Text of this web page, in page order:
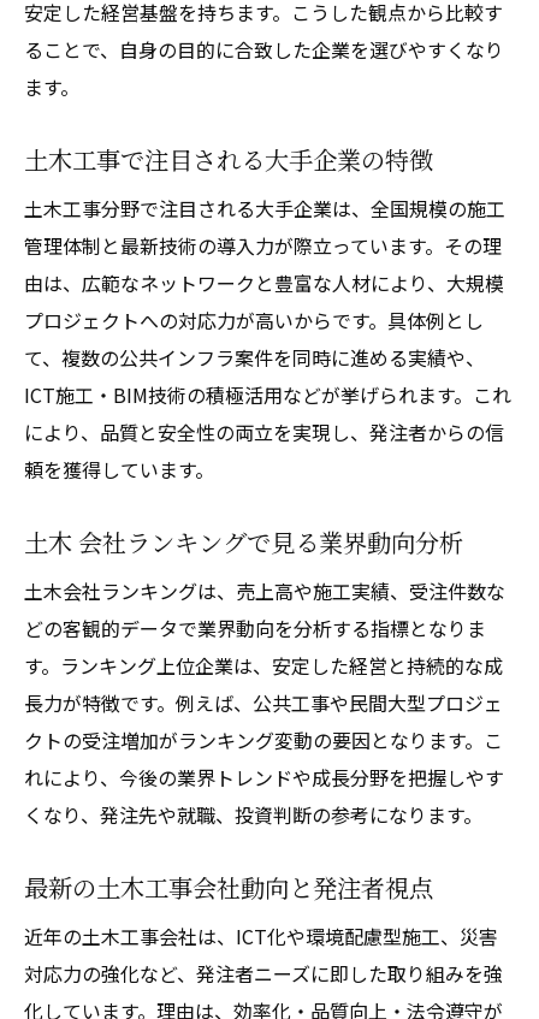
土木工事会社選びで重視する要素とは
土木工事企業の信頼性を見極める方法
土木工事分野で働きやすい企業の特徴
土木工事会社選定で役立つ比較ポイント
土木関連銘柄に注目した投資戦略
土木工事関連銘柄の選び方と特徴分析
土木工事業界の株価ランキング動向を把握
土木工事の投資先としての将来性に注目
土木工事株のおすすめポイントとリスク
土木工事業界の株式投資で見る注目の流れ
大手土木工事企業の成長要因を探る
土木工事大手企業が成長した背景とは
土木工事の技術革新と企業競争力の関係
土木工事業界における新規事業の拡大戦略
土木工事企業の業績向上を支える要素
土木工事大手の組織体制と成長戦略分析
土木工事の人材育成が企業成長に与える影
土木工事業界の最新ランキング解説
土木工事ランキングで見る最新業界動向
土木工事会社大手の最新順位と特徴紹介
安定した経営基盤を持ちます。こうした観点から比較す
ることで、自身の目的に合致した企業を選びやすくなり
ます。
土木工事で注目される大手企業の特徴
土木工事分野で注目される大手企業は、全国規模の施工
管理体制と最新技術の導入力が際立っています。その理
由は、広範なネットワークと豊富な人材により、大規模
プロジェクトへの対応力が高いからです。具体例とし
て、複数の公共インフラ案件を同時に進める実績や、
ICT施工・BIM技術の積極活用などが挙げられます。これ
により、品質と安全性の両立を実現し、発注者からの信
頼を獲得しています。
土木 会社ランキングで見る業界動向分析
土木会社ランキングは、売上高や施工実績、受注件数な
どの客観的データで業界動向を分析する指標となりま
す。ランキング上位企業は、安定した経営と持続的な成
長力が特徴です。例えば、公共工事や民間大型プロジェ
クトの受注増加がランキング変動の要因となります。こ
れにより、今後の業界トレンドや成長分野を把握しやす
くなり、発注先や就職、投資判断の参考になります。
最新の土木工事会社動向と発注者視点
近年の土木工事会社は、ICT化や環境配慮型施工、災害
対応力の強化など、発注者ニーズに即した取り組みを強
化しています。理由は、効率化・品質向上・法令遵守が